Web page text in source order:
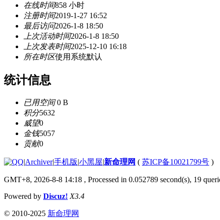
在线时间858 小时
注册时间2019-1-27 16:52
最后访问2026-1-8 18:50
上次活动时间2026-1-8 18:50
上次发表时间2025-12-10 16:18
所在时区使用系统默认
统计信息
已用空间0 B
积分5632
威望0
金钱5057
贡献0
|Archiver|手机版|小黑屋|新命理网 ( 苏ICP备10021799号 )
GMT+8, 2026-8-8 14:18 , Processed in 0.052789 second(s), 19
Powered by Discuz! X3.4
© 2010-2025 新命理网